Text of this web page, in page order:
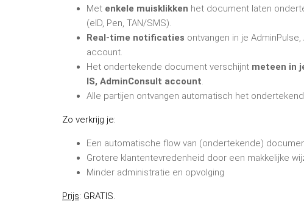
Met enkele muisklikken het document laten
(eID, Pen, TAN/SMS).
Real-time notificaties ontvangen in je
account.
Het ondertekende document verschijnt meteen in
IS, AdminConsult account.
Alle partijen ontvangen automatisch het
Zo verkrijg je:
Een automatische flow van (ondertekende)
Grotere klantentevredenheid door een makkelijke
Minder administratie en opvolging
Prijs: GRATIS.